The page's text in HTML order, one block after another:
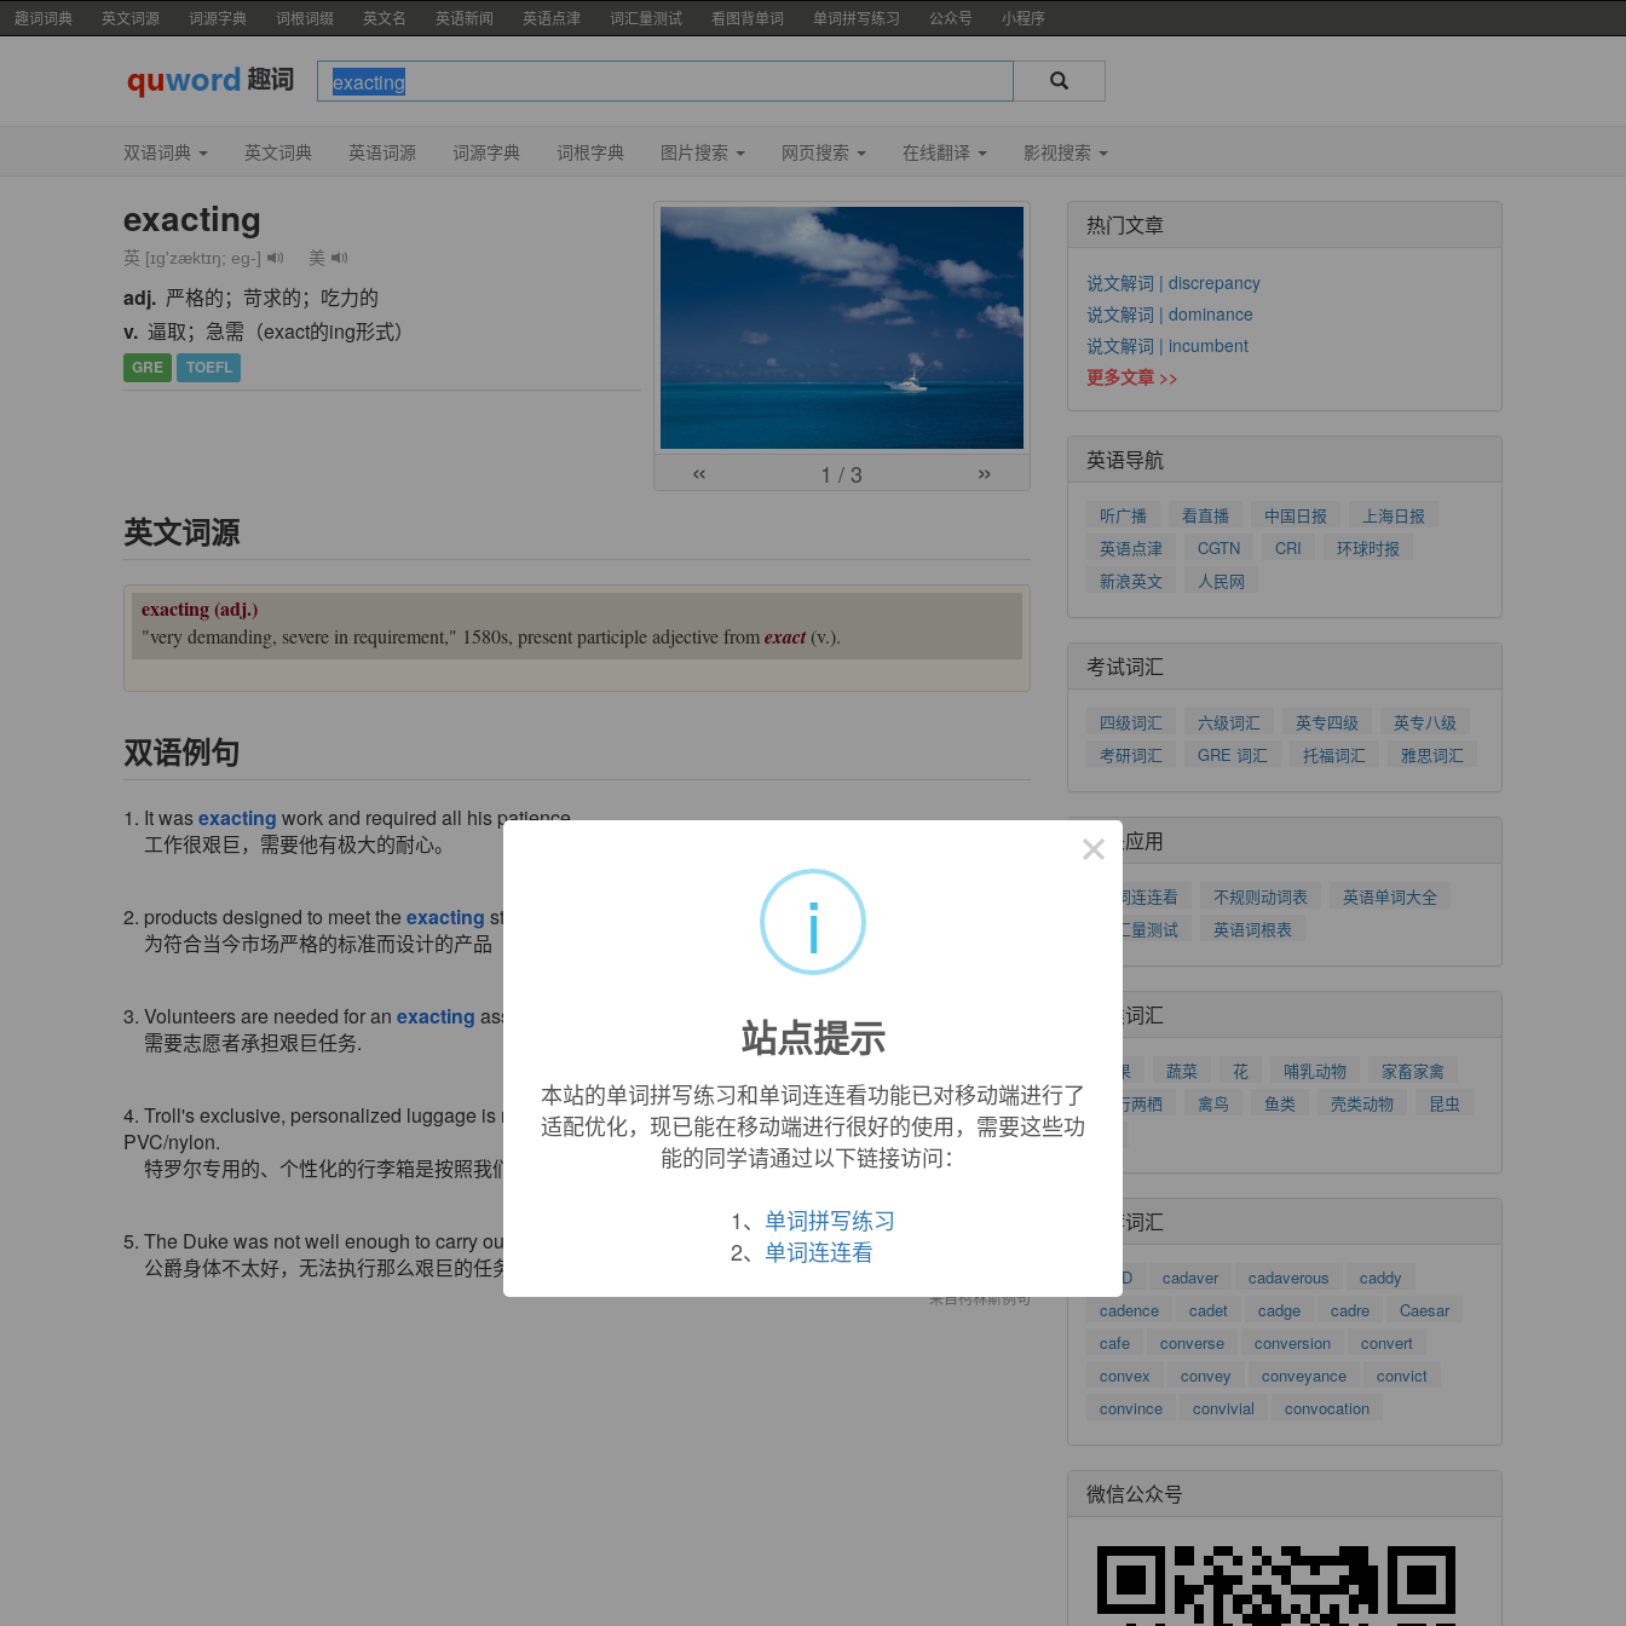
趣词词典 英文词源 词源字典 词根词缀 英文名 英语新闻 英语点津 词汇量测试 看图背单词 单词拼写练习 公众号 小程序
双语词典 英文词典 英语词源 词源字典 词根字典 图片搜索 网页搜索 在线翻译 影视搜索
exacting
英 [ɪg'zæktɪŋ; eg-] 美
adj. 严格的；苛求的；吃力的
v. 逼取；急需（exact的ing形式）
GRE TOEFL
« 1 / 3 »
英文词源
exacting (adj.)
"very demanding, severe in requirement," 1580s, present participle adjective fromexact(v.).
双语例句
1. It wasexacting work and required all his patience.
工作很艰巨，需要他有极大的耐心。
2. products designed to meet the exacting standards of today's marketplace
为符合当今市场严格的标准而设计的产品
3. Volunteers are needed for an exacting assignment.
需要志愿者承担艰巨任务.
4. Troll's exclusive, personalized luggage is made to our ownexactingspecifications in heavy-duty
PVC/nylon.
特罗尔专用的、个性化的行李箱是按照我们自己严格的规格要求用耐用聚氯乙烯/尼龙材料定制的。
5. The Duke was not well enough to carry out such an
公爵身体不太好，无法执行那么艰巨的任务。
来自柯林斯例句
热门文章
说文解词 | discrepancy
说文解词 | dominance
说文解词 | incumbent
更多文章 >>
英语导航
听广播 看直播 中国日报
上海日报
英语点津
CGTN CRI
环球时报
新浪英文
人民网
考试词汇
四级词汇 六级词汇 英专四级
英专八级
考研词汇
GRE 词汇 托福词汇 雅思词汇
相关应用
单词连连看 不规则动词表
英语单词大全
词汇量测试
英语词根表
分类词汇
水果 蔬菜 花 哺乳动物
家畜家禽
爬行两栖
禽鸟 鱼类 壳类动物
昆虫
推荐词汇
CAD cadaver cadaverous
caddy
cadence
cadet cadge cadre
Caesar
cafe
converse conversion
convert
convex
convey conveyance
convict
convince
convivial convocation
微信公众号
×
i
站点提示
本站的单词拼写练习和单词连连看功能已对移动端进行了
适配优化，现已能在移动端进行很好的使用，需要这些功
能的同学请通过以下链接访问：
1、 单词拼写练习
2、 单词连连看